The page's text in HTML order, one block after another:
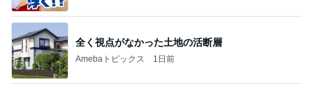
全く視点がなかった土地の活断層
Amebaトピックス 1日前